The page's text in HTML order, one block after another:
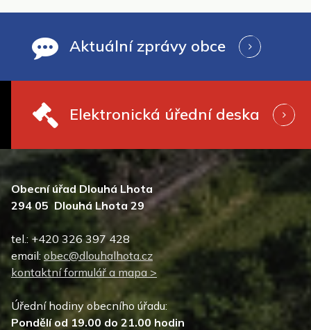
Aktuální zprávy obce
Elektronická úřední deska
Obecní úřad Dlouhá Lhota
294 05 Dlouhá Lhota 29
tel.: +420 326 397 428
email: obec@dlouhalhota.cz
kontaktní formulář a mapa >
Úřední hodiny obecního úřadu:
Pondělí od 19.00 do 21.00 hodin